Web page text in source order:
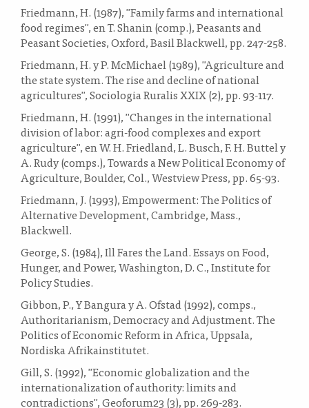
Friedmann, H. (1987), "Family farms and international
food regimes", en T. Shanin (comp.), Peasants and
Peasant Societies, Oxford, Basil Blackwell, pp. 247-258.
Friedmann, H. y P. McMichael (1989), "Agriculture and
the state system. The rise and decline of national
agricultures", Sociologia Ruralis XXIX (2), pp. 93-117.
Friedmann, H. (1991), "Changes in the international
division of labor: agri-food complexes and export
agriculture", en W. H. Friedland, L. Busch, F. H. Buttel y
A. Rudy (comps.), Towards a New Political Economy of
Agriculture, Boulder, Col., Westview Press, pp. 65-93.
Friedmann, J. (1993), Empowerment: The Politics of
Alternative Development, Cambridge, Mass.,
Blackwell.
George, S. (1984), Ill Fares the Land. Essays on Food,
Hunger, and Power, Washington, D. C., Institute for
Policy Studies.
Gibbon, P., Y Bangura y A. Ofstad (1992), comps.,
Authoritarianism, Democracy and Adjustment. The
Politics of Economic Reform in Africa, Uppsala,
Nordiska Afrikainstitutet.
Gill, S. (1992), "Economic globalization and the
internationalization of authority: limits and
contradictions", Geoforum23 (3), pp. 269-283.